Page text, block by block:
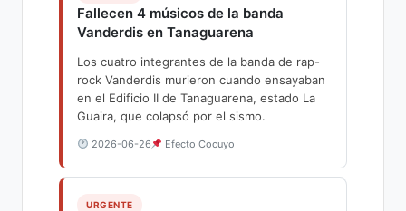
Fallecen 4 músicos de la banda
Vanderdis en Tanaguarena
Los cuatro integrantes de la banda de rap-
rock Vanderdis murieron cuando ensayaban
en el Edificio II de Tanaguarena, estado La
Guaira, que colapsó por el sismo.
2026-06-26 Efecto Cocuyo
URGENTE